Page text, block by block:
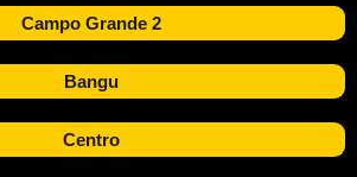
Campo Grande 2
Bangu
Centro